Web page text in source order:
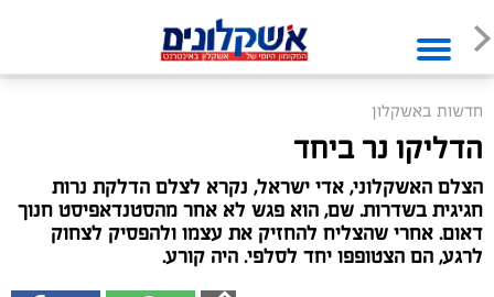
חדשות באשקלון
הדליקו נר ביחד
הצלם האשקלוני, אדי ישראל, נקרא לצלם הדלקת נרות
חגיגית בשדרות. שם, הוא פגש לא אחר מהסטנדאפיסט חנוך
דאום. אחרי שהצליח להחזיק את עצמו ולהפסיק לצחוק
לרגע, הם הצטופפו יחד לסלפי. היה קורע.